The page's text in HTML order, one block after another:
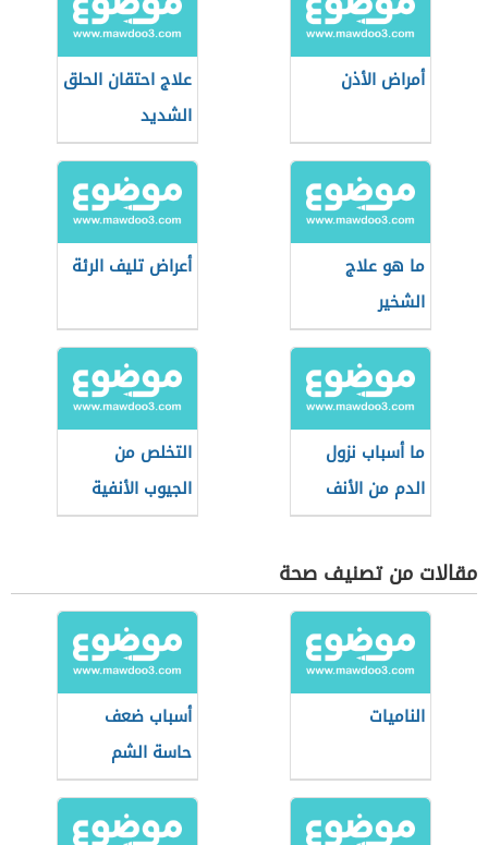
أمراض الأذن
علاج احتقان الحلق
الشديد
ما هو علاج
الشخير
أعراض تليف الرئة
ما أسباب نزول
الدم من الأنف
التخلص من
الجيوب الأنفية
مقالات من تصنيف صحة
الناميات
أسباب ضعف
حاسة الشم